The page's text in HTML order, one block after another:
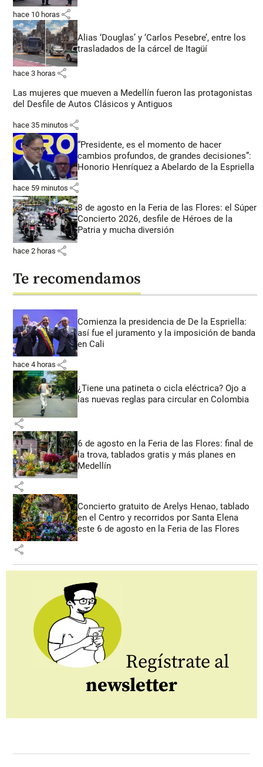
hace 10 horas share
Alias ‘Douglas’ y ‘Carlos Pesebre’, entre los
trasladados de la cárcel de Itagüí
hace 3 horas share
Las mujeres que mueven a Medellín fueron las protagonistas
del Desfile de Autos Clásicos y Antiguos
hace 35 minutos share
“Presidente, es el momento de hacer
cambios profundos, de grandes decisiones”:
Honorio Henríquez a Abelardo de la Espriella
hace 59 minutos share
8 de agosto en la Feria de las Flores: el Súper
Concierto 2026, desfile de Héroes de la
Patria y mucha diversión
hace 2 horas share
Te recomendamos
Comienza la presidencia de De la Espriella:
así fue el juramento y la imposición de banda
en Cali
hace 4 horas share
¿Tiene una patineta o cicla eléctrica? Ojo a
las nuevas reglas para circular en Colombia
share
6 de agosto en la Feria de las Flores: final de
la trova, tablados gratis y más planes en
Medellín
share
Concierto gratuito de Arelys Henao, tablado
en el Centro y recorridos por Santa Elena
este 6 de agosto en la Feria de las Flores
share
Regístrate al
newsletter